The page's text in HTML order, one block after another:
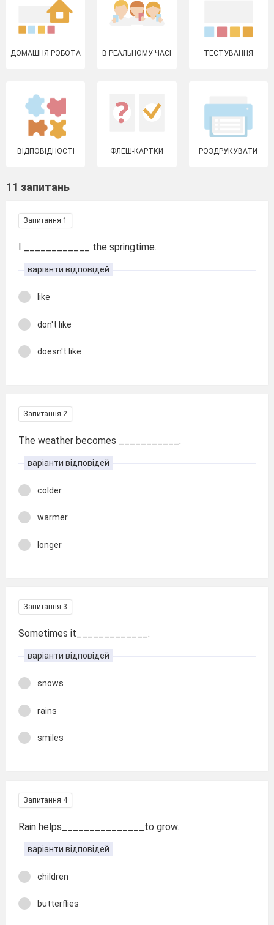
ДОМАШНЯ РОБОТА В РЕАЛЬНОМУ ЧАСІ ТЕСТУВАННЯ
ВІДПОВІДНОСТІ ФЛЕШ-КАРТКИ РОЗДРУКУВАТИ
11 запитань
Запитання 1
I ____________ the springtime.
варіанти відповідей
like
don't like
doesn't like
Запитання 2
The weather becomes ___________.
варіанти відповідей
colder
warmer
longer
Запитання 3
Sometimes it_____________.
варіанти відповідей
snows
rains
smiles
Запитання 4
Rain helps_______________to grow.
варіанти відповідей
children
butterflies